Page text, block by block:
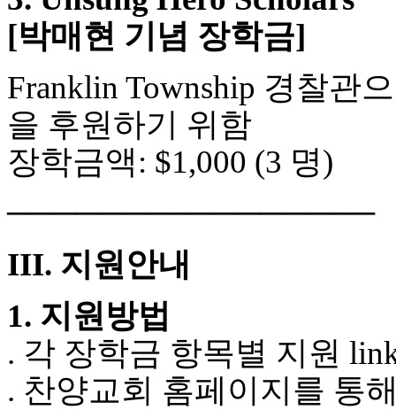
[박매현 기념 장학금]
Franklin Township 경찰관
을 후원하기 위함
장학금액: $1,000 (3 명)
────────────────
III. 지원안내
1. 지원방법
. 각 장학금 항목별 지원
. 찬양교회 홈페이지를 통